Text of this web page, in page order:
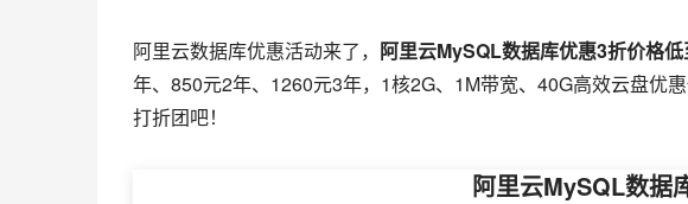
阿里云数据库优惠活动来了， 阿里云MySQL数据库优惠3折价格低
年、850元2年、1260元3年，1核2G、1M带宽、40G高效云盘优
打折团吧！
阿里云MySQL数据